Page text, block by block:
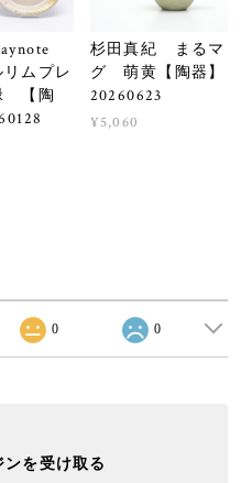
ムプレ
【陶
杉田真紀 まるマ
グ 萌黄【陶器】
20260623
¥5,060
0 0
を受け取る